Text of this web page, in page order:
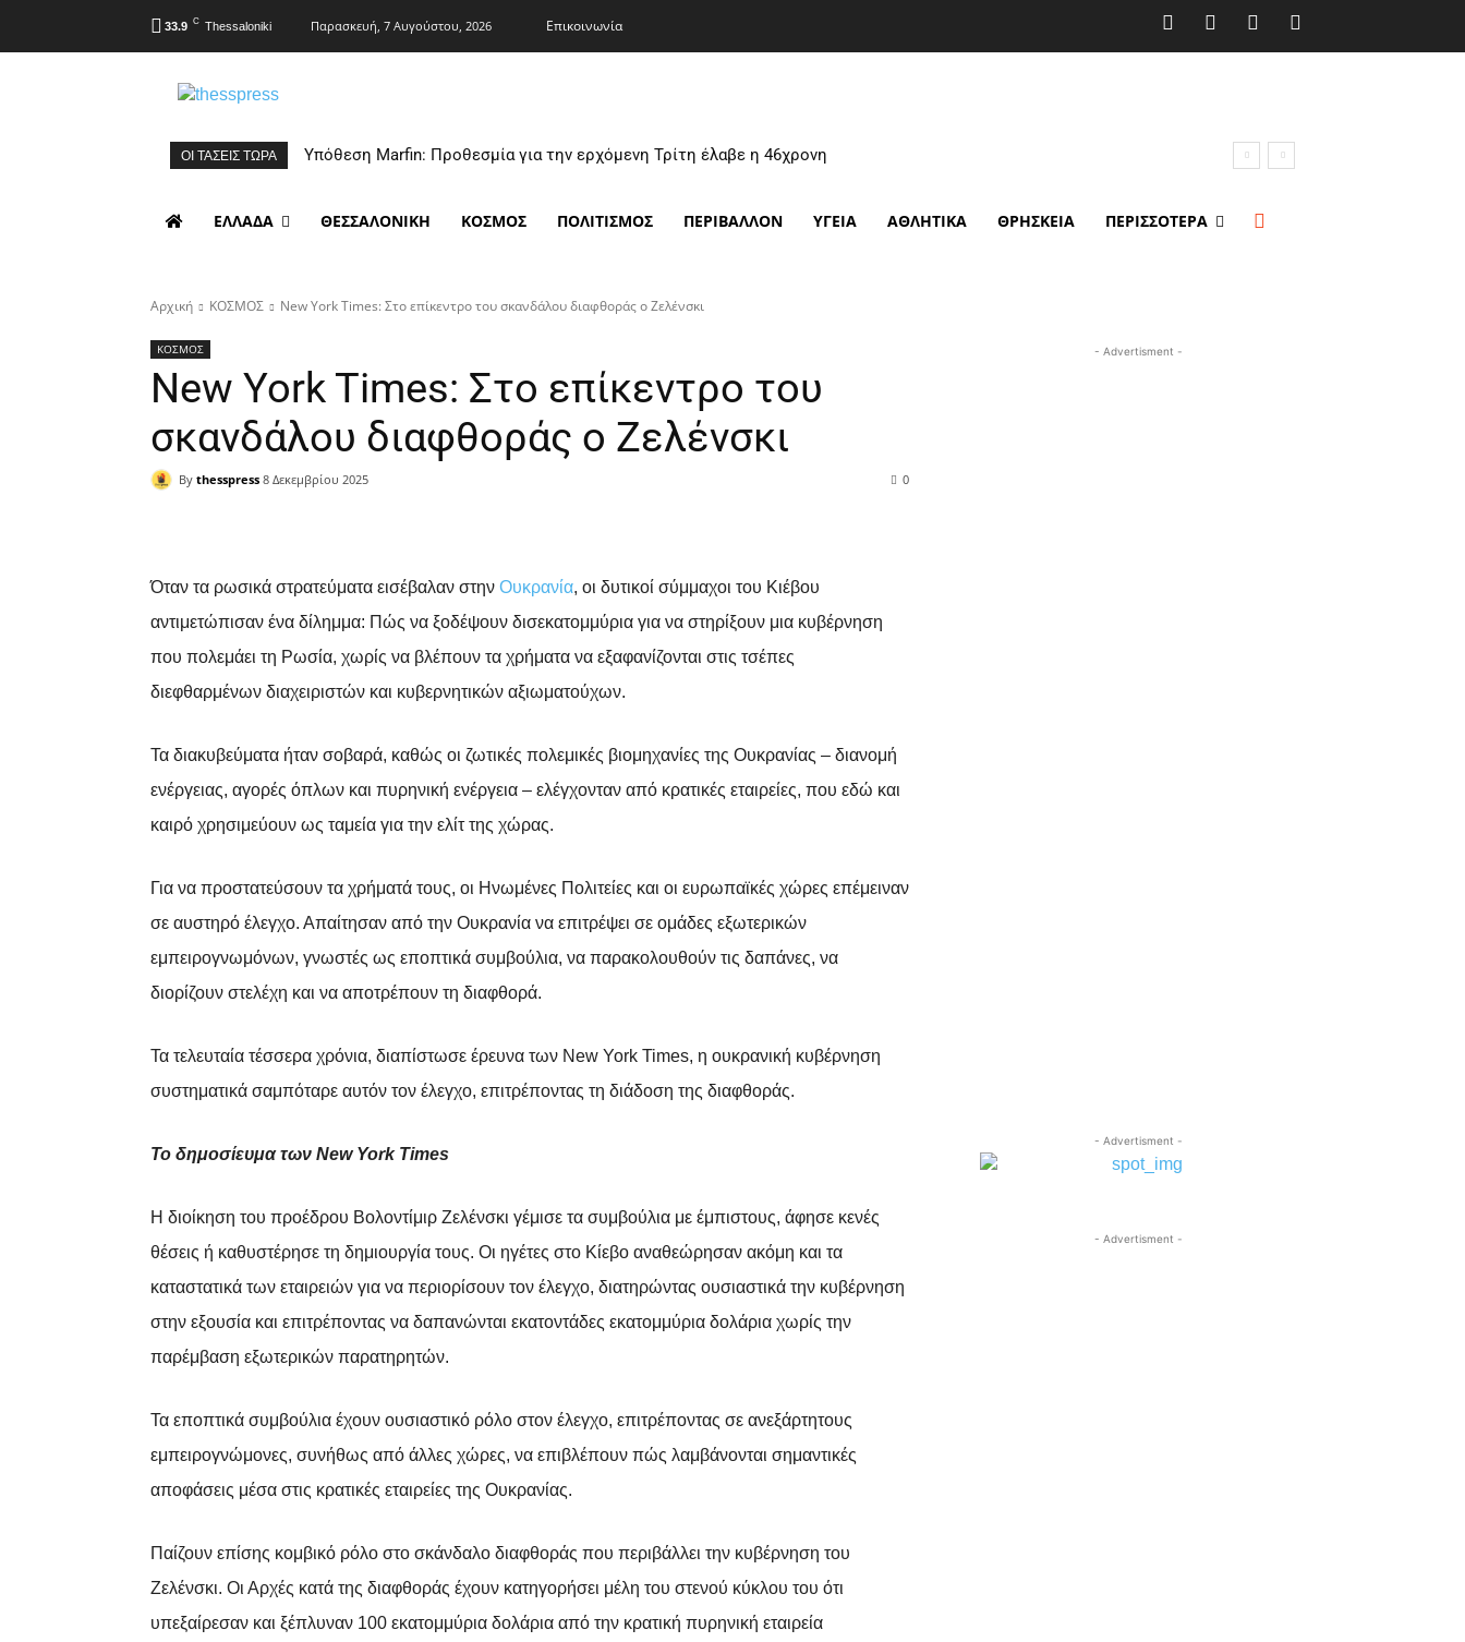
33.9 C Thessaloniki Παρασκευή, 7 Αυγούστου, 2026 Επικοινωνία
ΟΙ ΤΑΣΕΙΣ ΤΩΡΑ Υπόθεση Marfin: Προθεσμία για την ερχόμενη Τρίτη έλαβε η 46χρονη
ΕΛΛΑΔΑ ΘΕΣΣΑΛΟΝΙΚΗ ΚΟΣΜΟΣ ΠΟΛΙΤΙΣΜΟΣ ΠΕΡΙΒΑΛΛΟΝ ΥΓΕΙΑ ΑΘΛΗΤΙΚΑ ΘΡΗΣΚΕΙΑ ΠΕΡΙΣΣΟΤΕΡΑ
Αρχική ΚΟΣΜΟΣ New York Times: Στο επίκεντρο του σκανδάλου διαφθοράς ο Ζελένσκι
ΚΟΣΜΟΣ
New York Times: Στο επίκεντρο του
σκανδάλου διαφθοράς ο Ζελένσκι
By thesspress 8 Δεκεμβρίου 2025 0
Όταν τα ρωσικά στρατεύματα εισέβαλαν στην Ουκρανία, οι δυτικοί σύμμαχοι του Κιέβου
αντιμετώπισαν ένα δίλημμα: Πώς να ξοδέψουν δισεκατομμύρια για να στηρίξουν μια κυβέρνηση
που πολεμάει τη Ρωσία, χωρίς να βλέπουν τα χρήματα να εξαφανίζονται στις τσέπες
διεφθαρμένων διαχειριστών και κυβερνητικών αξιωματούχων.
Τα διακυβεύματα ήταν σοβαρά, καθώς οι ζωτικές πολεμικές βιομηχανίες της Ουκρανίας – διανομή
ενέργειας, αγορές όπλων και πυρηνική ενέργεια – ελέγχονταν από κρατικές εταιρείες, που εδώ και
καιρό χρησιμεύουν ως ταμεία για την ελίτ της χώρας.
Για να προστατεύσουν τα χρήματά τους, οι Ηνωμένες Πολιτείες και οι ευρωπαϊκές χώρες επέμειναν
σε αυστηρό έλεγχο. Απαίτησαν από την Ουκρανία να επιτρέψει σε ομάδες εξωτερικών
εμπειρογνωμόνων, γνωστές ως εποπτικά συμβούλια, να παρακολουθούν τις δαπάνες, να
διορίζουν στελέχη και να αποτρέπουν τη διαφθορά.
Τα τελευταία τέσσερα χρόνια, διαπίστωσε έρευνα των New York Times, η ουκρανική κυβέρνηση
συστηματικά σαμπόταρε αυτόν τον έλεγχο, επιτρέποντας τη διάδοση της διαφθοράς.
Το δημοσίευμα των New York Times
Η διοίκηση του προέδρου Βολοντίμιρ Ζελένσκι γέμισε τα συμβούλια με έμπιστους, άφησε κενές
θέσεις ή καθυστέρησε τη δημιουργία τους. Οι ηγέτες στο Κίεβο αναθεώρησαν ακόμη και τα
καταστατικά των εταιρειών για να περιορίσουν τον έλεγχο, διατηρώντας ουσιαστικά την κυβέρνηση
στην εξουσία και επιτρέποντας να δαπανώνται εκατοντάδες εκατομμύρια δολάρια χωρίς την
παρέμβαση εξωτερικών παρατηρητών.
Τα εποπτικά συμβούλια έχουν ουσιαστικό ρόλο στον έλεγχο, επιτρέποντας σε ανεξάρτητους
εμπειρογνώμονες, συνήθως από άλλες χώρες, να επιβλέπουν πώς λαμβάνονται σημαντικές
αποφάσεις μέσα στις κρατικές εταιρείες της Ουκρανίας.
Παίζουν επίσης κομβικό ρόλο στο σκάνδαλο διαφθοράς που περιβάλλει την κυβέρνηση του
Ζελένσκι. Οι Αρχές κατά της διαφθοράς έχουν κατηγορήσει μέλη του στενού κύκλου του ότι
υπεξαίρεσαν και ξέπλυναν 100 εκατομμύρια δολάρια από την κρατική πυρηνική εταιρεία
- Advertisment -
- Advertisment -
- Advertisment -